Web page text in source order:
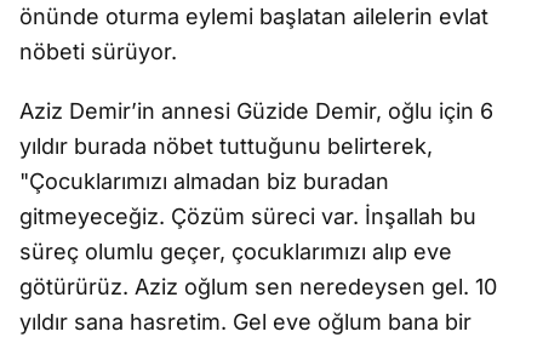
önünde oturma eylemi başlatan ailelerin evlat
nöbeti sürüyor.
Aziz Demir’in annesi Güzide Demir, oğlu için 6
yıldır burada nöbet tuttuğunu belirterek,
"Çocuklarımızı almadan biz buradan
gitmeyeceğiz. Çözüm süreci var. İnşallah bu
süreç olumlu geçer, çocuklarımızı alıp eve
götürürüz. Aziz oğlum sen neredeysen gel. 10
yıldır sana hasretim. Gel eve oğlum bana bir